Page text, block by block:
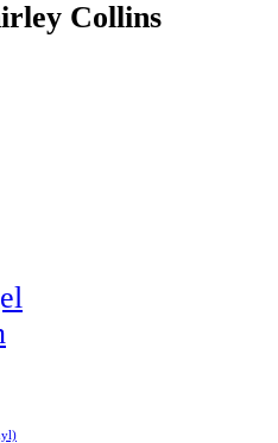
Collins